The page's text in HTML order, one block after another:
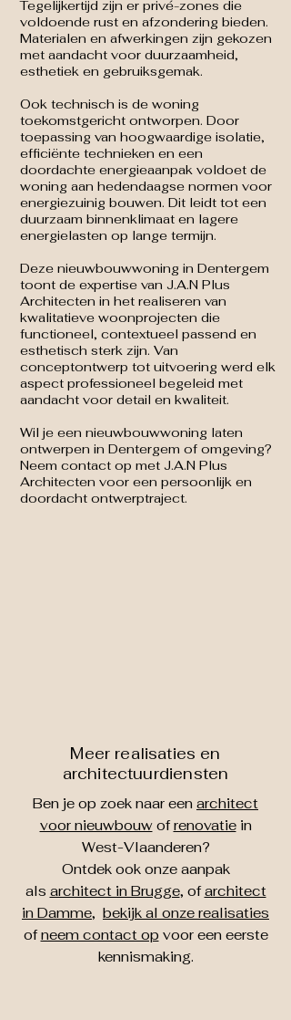
Tegelijkertijd zijn er privé-zones die
voldoende rust en afzondering bieden.
Materialen en afwerkingen zijn gekozen
met aandacht voor duurzaamheid,
esthetiek en gebruiksgemak.
Ook technisch is de woning
toekomstgericht ontworpen. Door
toepassing van hoogwaardige isolatie,
efficiënte technieken en een
doordachte energieaanpak voldoet de
woning aan hedendaagse normen voor
energiezuinig bouwen. Dit leidt tot een
duurzaam binnenklimaat en lagere
energielasten op lange termijn.
Deze nieuwbouwwoning in Dentergem
toont de expertise van J.A.N Plus
Architecten in het realiseren van
kwalitatieve woonprojecten die
functioneel, contextueel passend en
esthetisch sterk zijn. Van
conceptontwerp tot uitvoering werd elk
aspect professioneel begeleid met
aandacht voor detail en kwaliteit.
Wil je een nieuwbouwwoning laten
ontwerpen in Dentergem of omgeving?
Neem contact op met J.A.N Plus
Architecten voor een persoonlijk en
doordacht ontwerptraject.
Meer realisaties en
architectuurdiensten
Ben je op zoek naar een architect
voor nieuwbouwofrenovatiein
West-Vlaanderen?
Ontdek ook onze aanpak
als architect in Brugge, ofarchitect
in Damme, bekijk al onze realisaties
ofneem contact op voor een eerste
kennismaking.